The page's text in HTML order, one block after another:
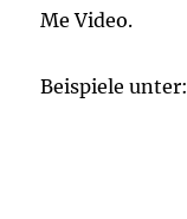
Me Video.
Beispiele unter: